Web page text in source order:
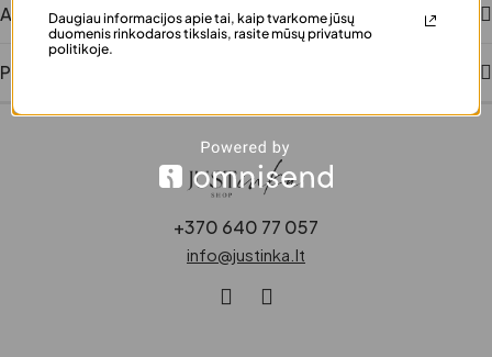
Aprašymas
Papildoma informacija
+370 640 77 057
info@justinka.lt
Daugiau informacijos apie tai, kaip tvarkome jūsų
duomenis rinkodaros tikslais, rasite mūsų privatumo
politikoje.